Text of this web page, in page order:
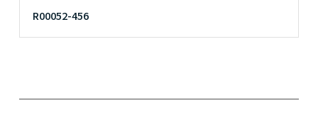
R00052-456